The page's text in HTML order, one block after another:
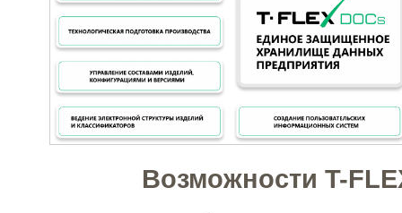
Возможности T-